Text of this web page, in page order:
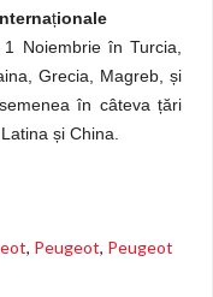
ționale
Noiembrie în Turcia,
Grecia, Magreb, și
în câteva țări
și China.
, Peugeot, Peugeot